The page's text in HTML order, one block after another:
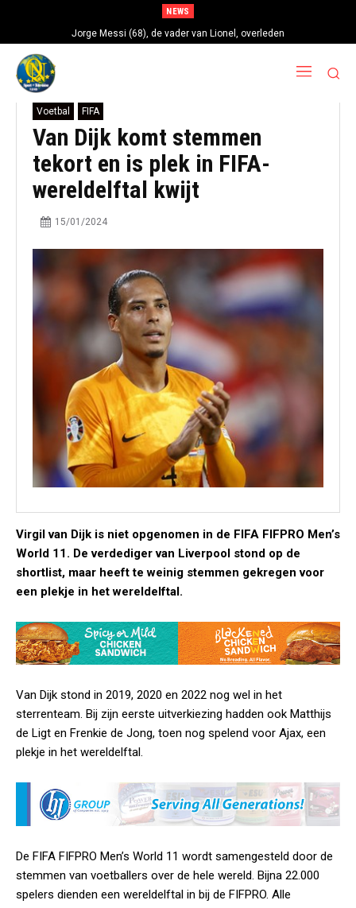
NEWS
Jorge Messi (68), de vader van Lionel, overleden
Voetbal FIFA
Van Dijk komt stemmen
tekort en is plek in FIFA-
wereldelftal kwijt
15/01/2024
Virgil van Dijk is niet opgenomen in de FIFA FIFPRO Men’s
World 11. De verdediger van Liverpool stond op de
shortlist, maar heeft te weinig stemmen gekregen voor
een plekje in het wereldelftal.
Van Dijk stond in 2019, 2020 en 2022 nog wel in het
sterrenteam. Bij zijn eerste uitverkiezing hadden ook Matthijs
de Ligt en Frenkie de Jong, toen nog spelend voor Ajax, een
plekje in het wereldelftal.
De FIFA FIFPRO Men’s World 11 wordt samengesteld door de
stemmen van voetballers over de hele wereld. Bijna 22.000
spelers dienden een wereldelftal in bij de FIFPRO. Alle